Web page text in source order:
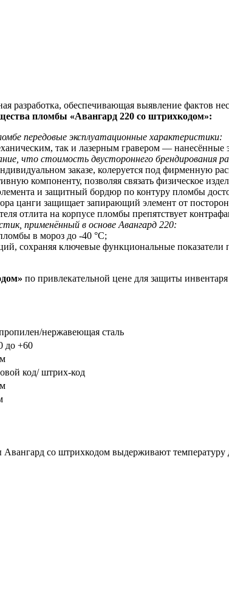
разработка, обеспечивающая выявление фактов
пломбы «Авангард 220 со штрихкодом»:
передовые эксплуатационные характеристики:
так и лазерным гравером —
что стоимость двустороннего брендирования
заказе, колеруется под фирменную
компоненту, позволяя связать физическое
и защитный бордюр по контуру пломбы
цанги защищает запирающий элемент от
отлита на корпусе пломбы препятствует
применённый в основе Авангард 220:
в мороз до -40 °С;
сохраняя ключевые функциональные
по привлекательной цене для защиты
нержавеющая сталь
до +60
код/ штрих-код
со штрихкодом выдерживают